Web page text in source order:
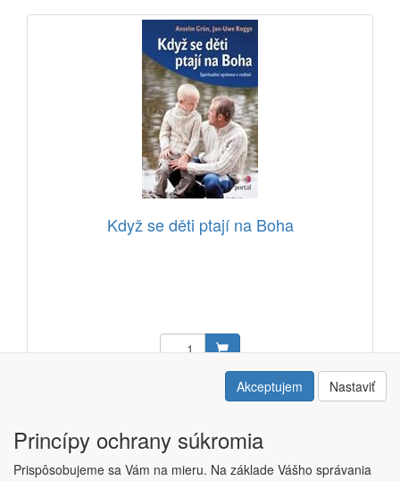
Když se děti ptají na Boha
14,12 EURAkceptujem Nastaviť
Princípy ochrany súkromia
Prispôsobujeme sa Vám na mieru. Na základe Vášho správania